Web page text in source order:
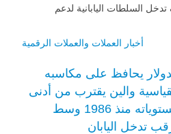
السلطات اليابانية لدعم
أخبار العملات والعملات الرقمية
يحافظ على مكاسبه
والين يقترب من أدنى
مستوياته منذ 1986 وسط
تدخل اليابان